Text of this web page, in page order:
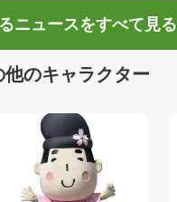
ニュースをすべて見る
のキャラクター